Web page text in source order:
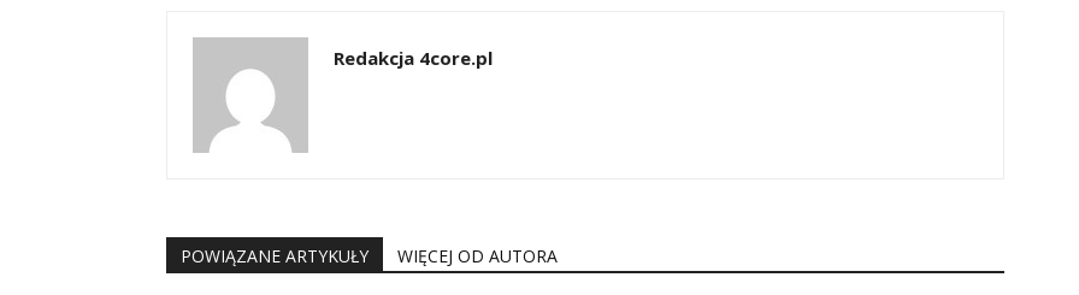
Redakcja 4core.pl
POWIĄZANE ARTYKUŁY WIĘCEJ OD AUTORA